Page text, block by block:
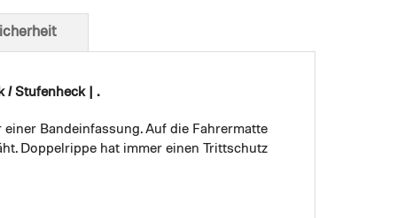
/ Stufenheck | .
Bandeinfassung. Auf die Fahrermatte
Doppelrippe hat immer einen Trittschutz